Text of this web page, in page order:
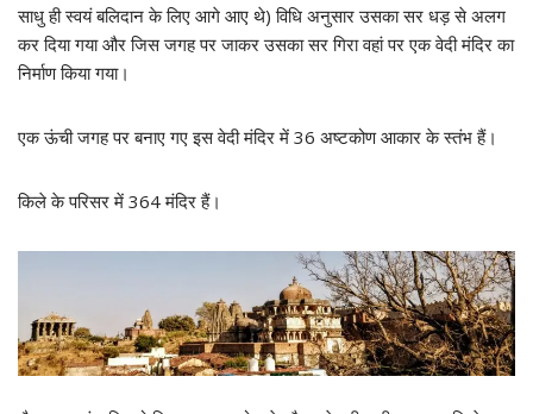
साधु ही स्वयं बलिदान के लिए आगे आए थे) विधि अनुसार उसका सर धड़ से अलग
कर दिया गया और जिस जगह पर जाकर उसका सर गिरा वहां पर एक वेदी मंदिर का
निर्माण किया गया।
एक ऊंची जगह पर बनाए गए इस वेदी मंदिर में 36 अष्टकोण आकार के स्तंभ हैं।
किले के परिसर में 364 मंदिर हैं।